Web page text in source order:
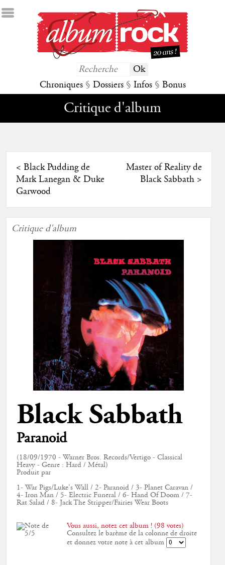
Chroniques § Dossiers § Infos § Bonus
Critique d'album
< Black Pudding de
Mark Lanegan & Duke
Garwood
Master of Reality de
Black Sabbath>
Critique d'album
Black Sabbath
Paranoid
(18/09/1970 - Warner Bros. Records/Vertigo - Classical
Heavy - Genre : Hard / Métal)
Produit par
1- War Pigs/Luke's Wall / 2- Paranoid / 3- Planet Caravan /
4- Iron Man / 5- Electric Funeral / 6- Hand Of Doom / 7-
Rat Salad / 8- Jack The Stripper/Fairies Wear Boots
Vous aussi, notez cet album ! (98 votes)
Consultez le barème de la colonne de droite
et donnez votre note à cet album